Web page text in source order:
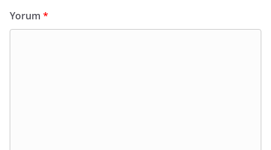
Yorum *